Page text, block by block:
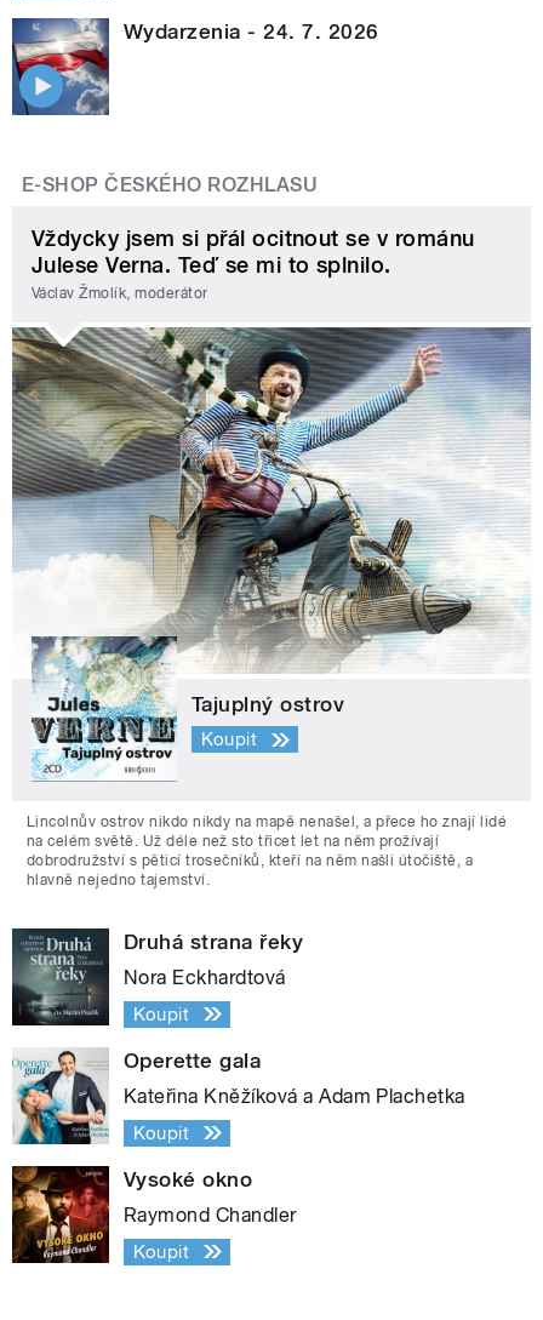
Wydarzenia - 24. 7. 2026
E-SHOP ČESKÉHO ROZHLASU
Vždycky jsem si přál ocitnout se v románu
Julese Verna. Teď se mi to splnilo.
Václav Žmolík, moderátor
Tajuplný ostrov
Koupit
Lincolnův ostrov nikdo nikdy na mapě nenašel, a přece ho znají lidé
na celém světě. Už déle než sto třicet let na něm prožívají
dobrodružství s pěticí trosečníků, kteří na něm našli útočiště, a
hlavně nejedno tajemství.
Druhá strana řeky
Nora Eckhardtová
Koupit
Operette gala
Kateřina Kněžíková a Adam Plachetka
Koupit
Vysoké okno
Raymond Chandler
Koupit